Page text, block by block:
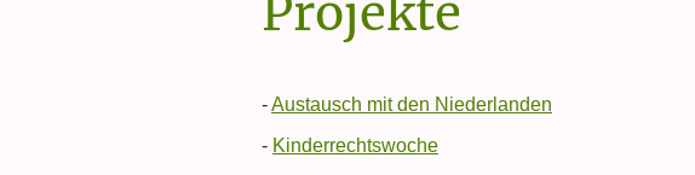
Projekte
-Austausch mit den Niederlanden
- Kinderrechtswoche